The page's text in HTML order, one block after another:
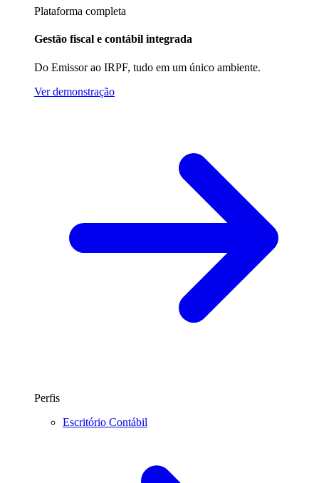
Plataforma completa
Gestão fiscal e contábil integrada
Do Emissor ao IRPF, tudo em um único ambiente.
Ver demonstração
Perfis
Escritório Contábil